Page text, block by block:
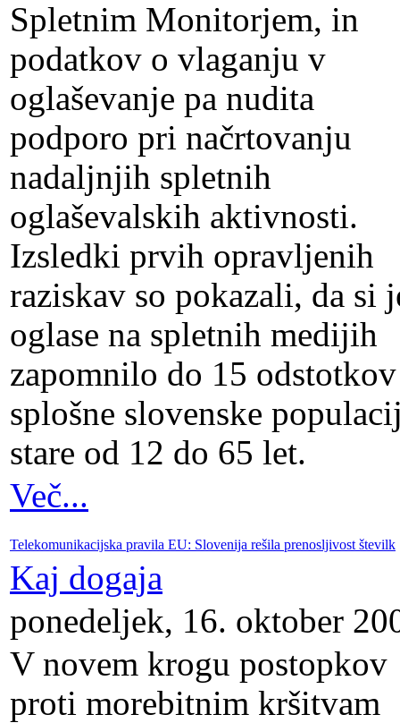
Spletnim Monitorjem, in
podatkov o vlaganju v
oglaševanje pa nudita
podporo pri načrtovanju
nadaljnjih spletnih
oglaševalskih aktivnosti.
Izsledki prvih opravljenih
raziskav so pokazali, da si
oglase na spletnih medijih
zapomnilo do 15 odstotkov
splošne slovenske
stare od 12 do 65 let.
Več...
Telekomunikacijska pravila EU: Slovenija rešila prenosljivost številk
Kaj dogaja
ponedeljek, 16. oktober
V novem krogu postopkov
proti morebitnim kršitvam